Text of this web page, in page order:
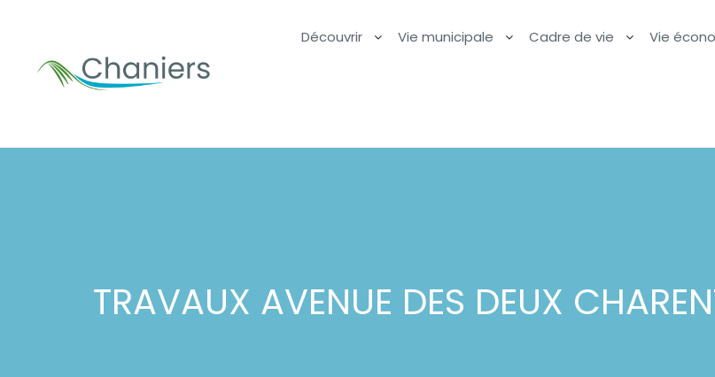
Découvrir Vie municipale Cadre de vie Vie
TRAVAUX AVENUE DES DEUX